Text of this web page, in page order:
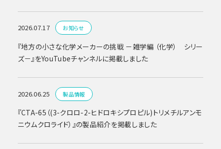
2026.07.17 お知らせ
『地方の小さな化学メーカーの挑戦 －雑学編 （化学） シリー
ズ－』をYouTubeチャンネルに掲載しました
2026.06.25 製品情報
『CTA-65（(3-クロロ-2-ヒドロキシプロピル)トリメチルアンモ
ニウムクロライド）』の製品紹介を掲載しました